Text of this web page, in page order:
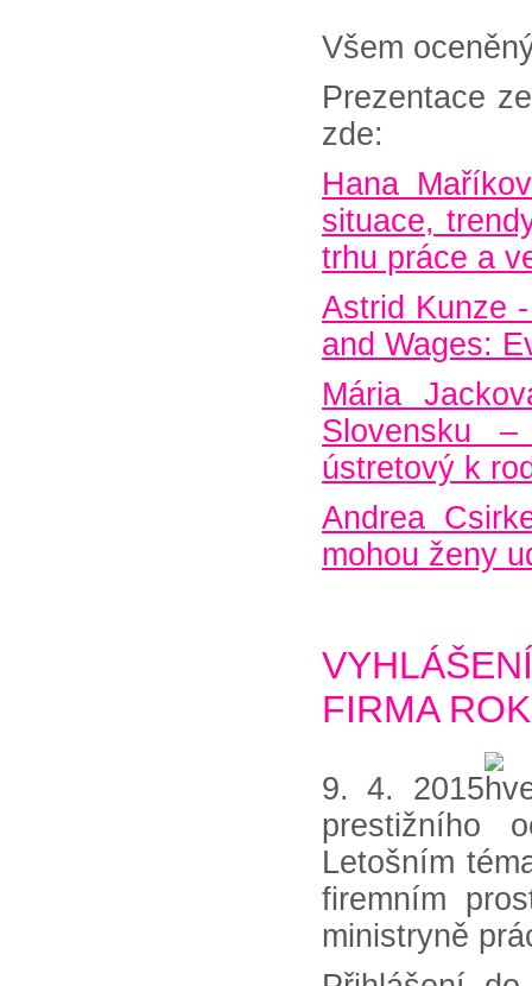
Všem
Prezentace
zde:
Hana
situace,
trhu práce a
Astrid Kunze
and Wages:
Mária
Slovensku
ústretový k
Andrea
mohou ženy
FIRMA
9. 4. 2015
prestižního
Letošním
firemním
ministryně